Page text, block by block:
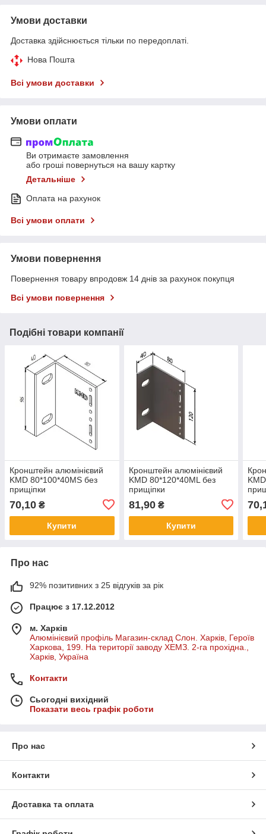
Умови доставки
Доставка здійснюється тільки по передоплаті.
Нова Пошта
Всі умови доставки
Умови оплати
Ви отримаєте замовлення
або гроші повернуться на вашу картку
Детальніше
Оплата на рахунок
Всі умови оплати
Умови повернення
Повернення товару впродовж 14 днів за рахунок покупця
Всі умови повернення
Подібні товари компанії
Кронштейн алюмінієвий
KMD 80*100*40MS без
прищіпки
70,10 ₴
Купити
Кронштейн алюмінієвий
KMD 80*120*40ML без
прищіпки
81,90₴
Купити
Про нас
92% позитивних з 25 відгуків за рік
Працює з 17.12.2012
м. Харків
Алюмінієвий профіль Магазин-склад Слон. Харків, Героїв
Харкова, 199. На території заводу ХЕМЗ. 2-га прохідна.,
Харків, Україна
Контакти
Сьогодні вихідний
Показати весь графік роботи
Про нас
Контакти
Доставка та оплата